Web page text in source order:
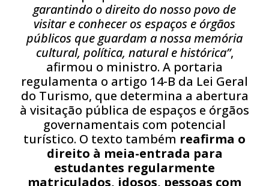
garantindo o direito do nosso povo de
visitar e conhecer os espaços e órgãos
públicos que guardam a nossa memória
cultural, política, natural e histórica”,
afirmou o ministro. A portaria
regulamenta o artigo 14-B da Lei Geral
do Turismo, que determina a abertura
à visitação pública de espaços e órgãos
governamentais com potencial
turístico. O texto também reafirma o
direito à meia-entrada para
estudantes regularmente
matriculados, idosos, pessoas com